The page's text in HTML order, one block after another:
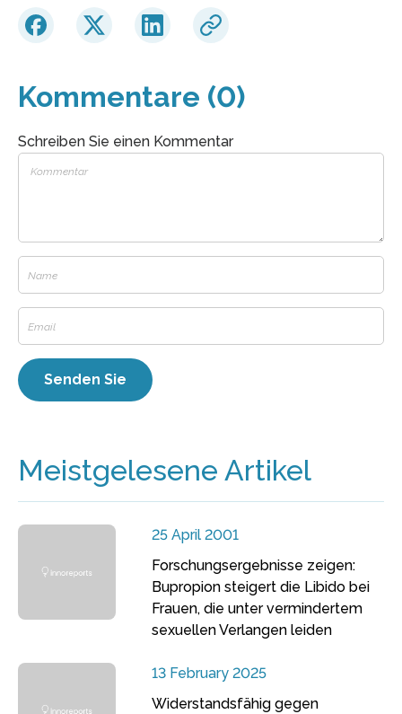
Kommentare (0)
Schreiben Sie einen Kommentar
Meistgelesene Artikel
25 April 2001
Forschungsergebnisse zeigen:
Bupropion steigert die Libido bei
Frauen, die unter vermindertem
sexuellen Verlangen leiden
13 February 2025
Widerstandsfähig gegen